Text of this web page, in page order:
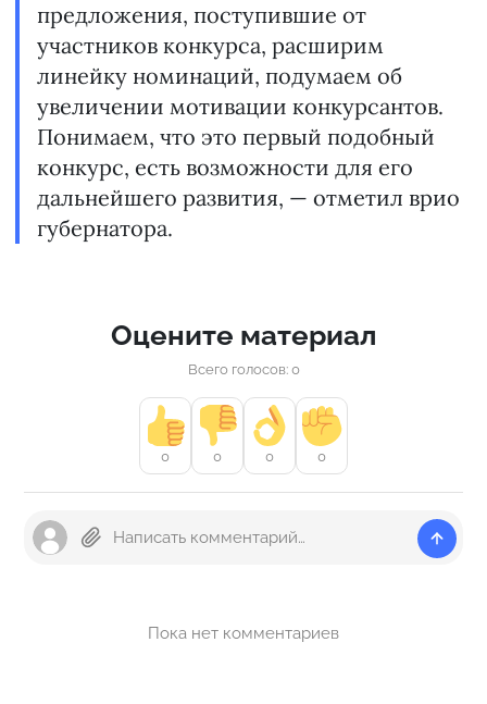
предложения, поступившие от
участников конкурса, расширим
линейку номинаций, подумаем об
увеличении мотивации конкурсантов.
Понимаем, что это первый подобный
конкурс, есть возможности для его
дальнейшего развития, — отметил врио
губернатора.
Оцените материал
Всего голосов: 0
0 0 0 0
Пока нет комментариев